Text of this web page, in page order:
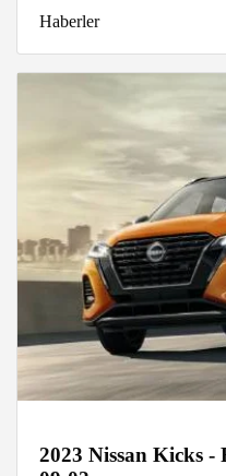
Haberler
2023 Nissan Kicks -